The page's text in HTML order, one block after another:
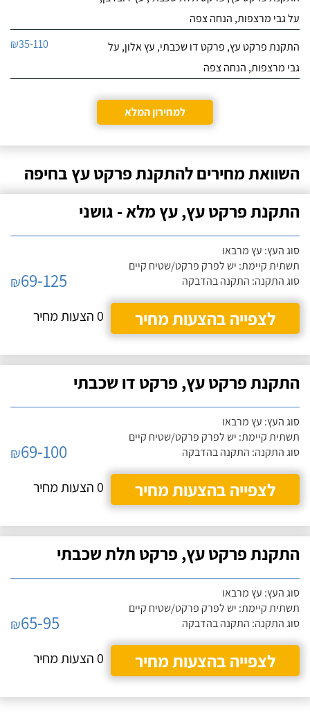
על גבי מרצפות, הנחה צפה
התקנת פרקט עץ, פרקט דו שכבתי, עץ אלון, על
גבי מרצפות, הנחה צפה
₪35-110
למחירון המלא
השוואת מחירים להתקנת פרקט עץ בחיפה
התקנת פרקט עץ, עץ מלא - גושני
סוג העץ: עץ מרבאו
תשתית קיימת: יש לפרק פרקט/שטיח קיים
סוג התקנה: התקנה בהדבקה
₪69-125
לצפייה בהצעות מחיר
0 הצעות מחיר
התקנת פרקט עץ, פרקט דו שכבתי
סוג העץ: עץ מרבאו
תשתית קיימת: יש לפרק פרקט/שטיח קיים
סוג התקנה: התקנה בהדבקה
₪69-100
לצפייה בהצעות מחיר
0 הצעות מחיר
התקנת פרקט עץ, פרקט תלת שכבתי
סוג העץ: עץ מרבאו
תשתית קיימת: יש לפרק פרקט/שטיח קיים
סוג התקנה: התקנה בהדבקה
₪65-95
לצפייה בהצעות מחיר
0 הצעות מחיר